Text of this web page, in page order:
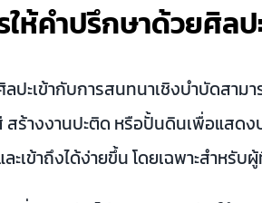
ให้คำปรึกษาด้วยศิลป
ปะเข้ากับการสนทนาเชิงบำบัดสา
สร้างงานปะติด หรือปั้นดินเพื่อแส
ะเข้าถึงได้ง่ายขึ้น โดยเฉพาะสำห